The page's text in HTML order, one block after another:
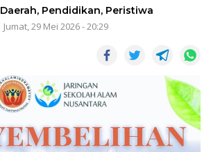
Daerah, Pendidikan, Peristiwa
Jumat, 29 Mei 2026 - 20:29